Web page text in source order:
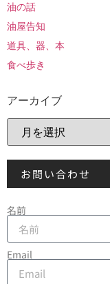
油の話
油屋告知
道具、器、本
食べ歩き
アーカイブ
お問い合わせ
名前
Email